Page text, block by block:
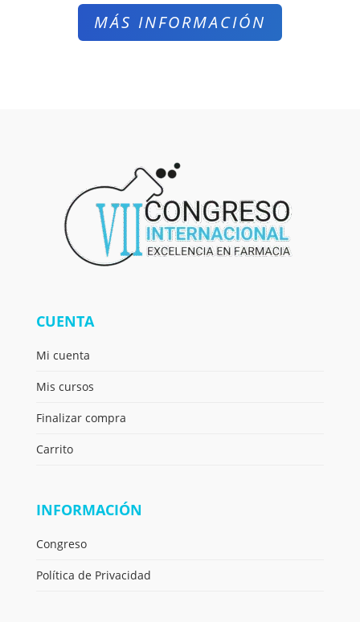
MÁS INFORMACIÓN
CUENTA
Mi cuenta
Mis cursos
Finalizar compra
Carrito
INFORMACIÓN
Congreso
Política de Privacidad